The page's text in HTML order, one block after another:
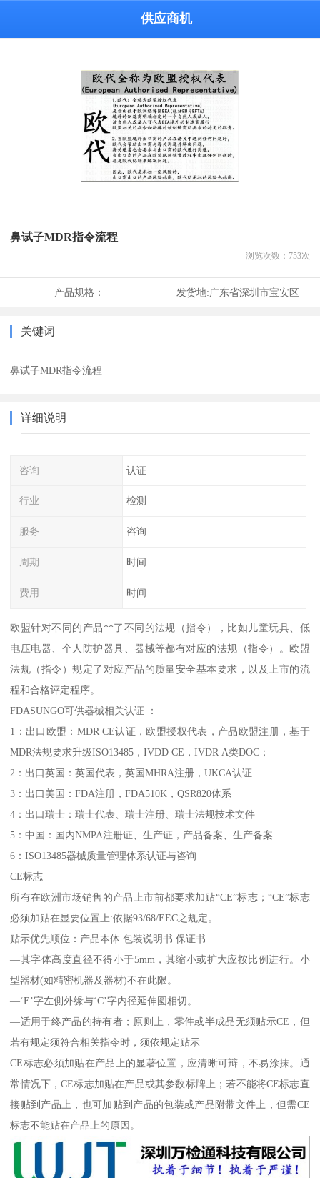
供应商机
鼻试子MDR指令流程
浏览次数： 753次
产品规格： 发货地:广东省深圳市宝安区
关键词
鼻试子MDR指令流程
详细说明
咨询 认证
行业 检测
服务 咨询
周期 时间
费用 时间
欧盟针对不同的产品**了不同的法规（指令），比如儿童玩具、低
电压电器、个人防护器具、器械等都有对应的法规（指令）。欧盟
法规（指令）规定了对应产品的质量安全基本要求，以及上市的流
程和合格评定程序。
FDASUNGO可供器械相关认证 ：
1：出口欧盟：MDR CE认证，欧盟授权代表，产品欧盟注册，基于
MDR法规要求升级ISO13485，IVDD CE，IVDR A类DOC；
2：出口英国：英国代表，英国MHRA注册，UKCA认证
3：出口美国：FDA注册，FDA510K，QSR820体系
4：出口瑞士：瑞士代表、瑞士注册、瑞士法规技术文件
5：中国：国内NMPA注册证、生产证，产品备案、生产备案
6：ISO13485器械质量管理体系认证与咨询
CE标志
所有在欧洲市场销售的产品上市前都要求加贴“CE”标志；“CE”标志
必须加贴在显要位置上:依据93/68/EEC之规定。
贴示优先顺位：产品本体 包装说明书 保证书
—其字体高度直径不得小于5mm，其缩小或扩大应按比例进行。小
型器材(如精密机器及器材)不在此限。
—‘E’字左側外缘与‘C’字内径延伸圆相切。
—适用于终产品的持有者；原则上，零件或半成品无须贴示CE，但
若有规定须符合相关指令时，须依规定贴示
CE标志必须加贴在产品上的显著位置，应清晰可辩，不易涂抹。通
常情况下，CE标志加贴在产品或其参数标牌上；若不能将CE标志直
接贴到产品上，也可加贴到产品的包装或产品附带文件上，但需CE
标志不能贴在产品上的原因。